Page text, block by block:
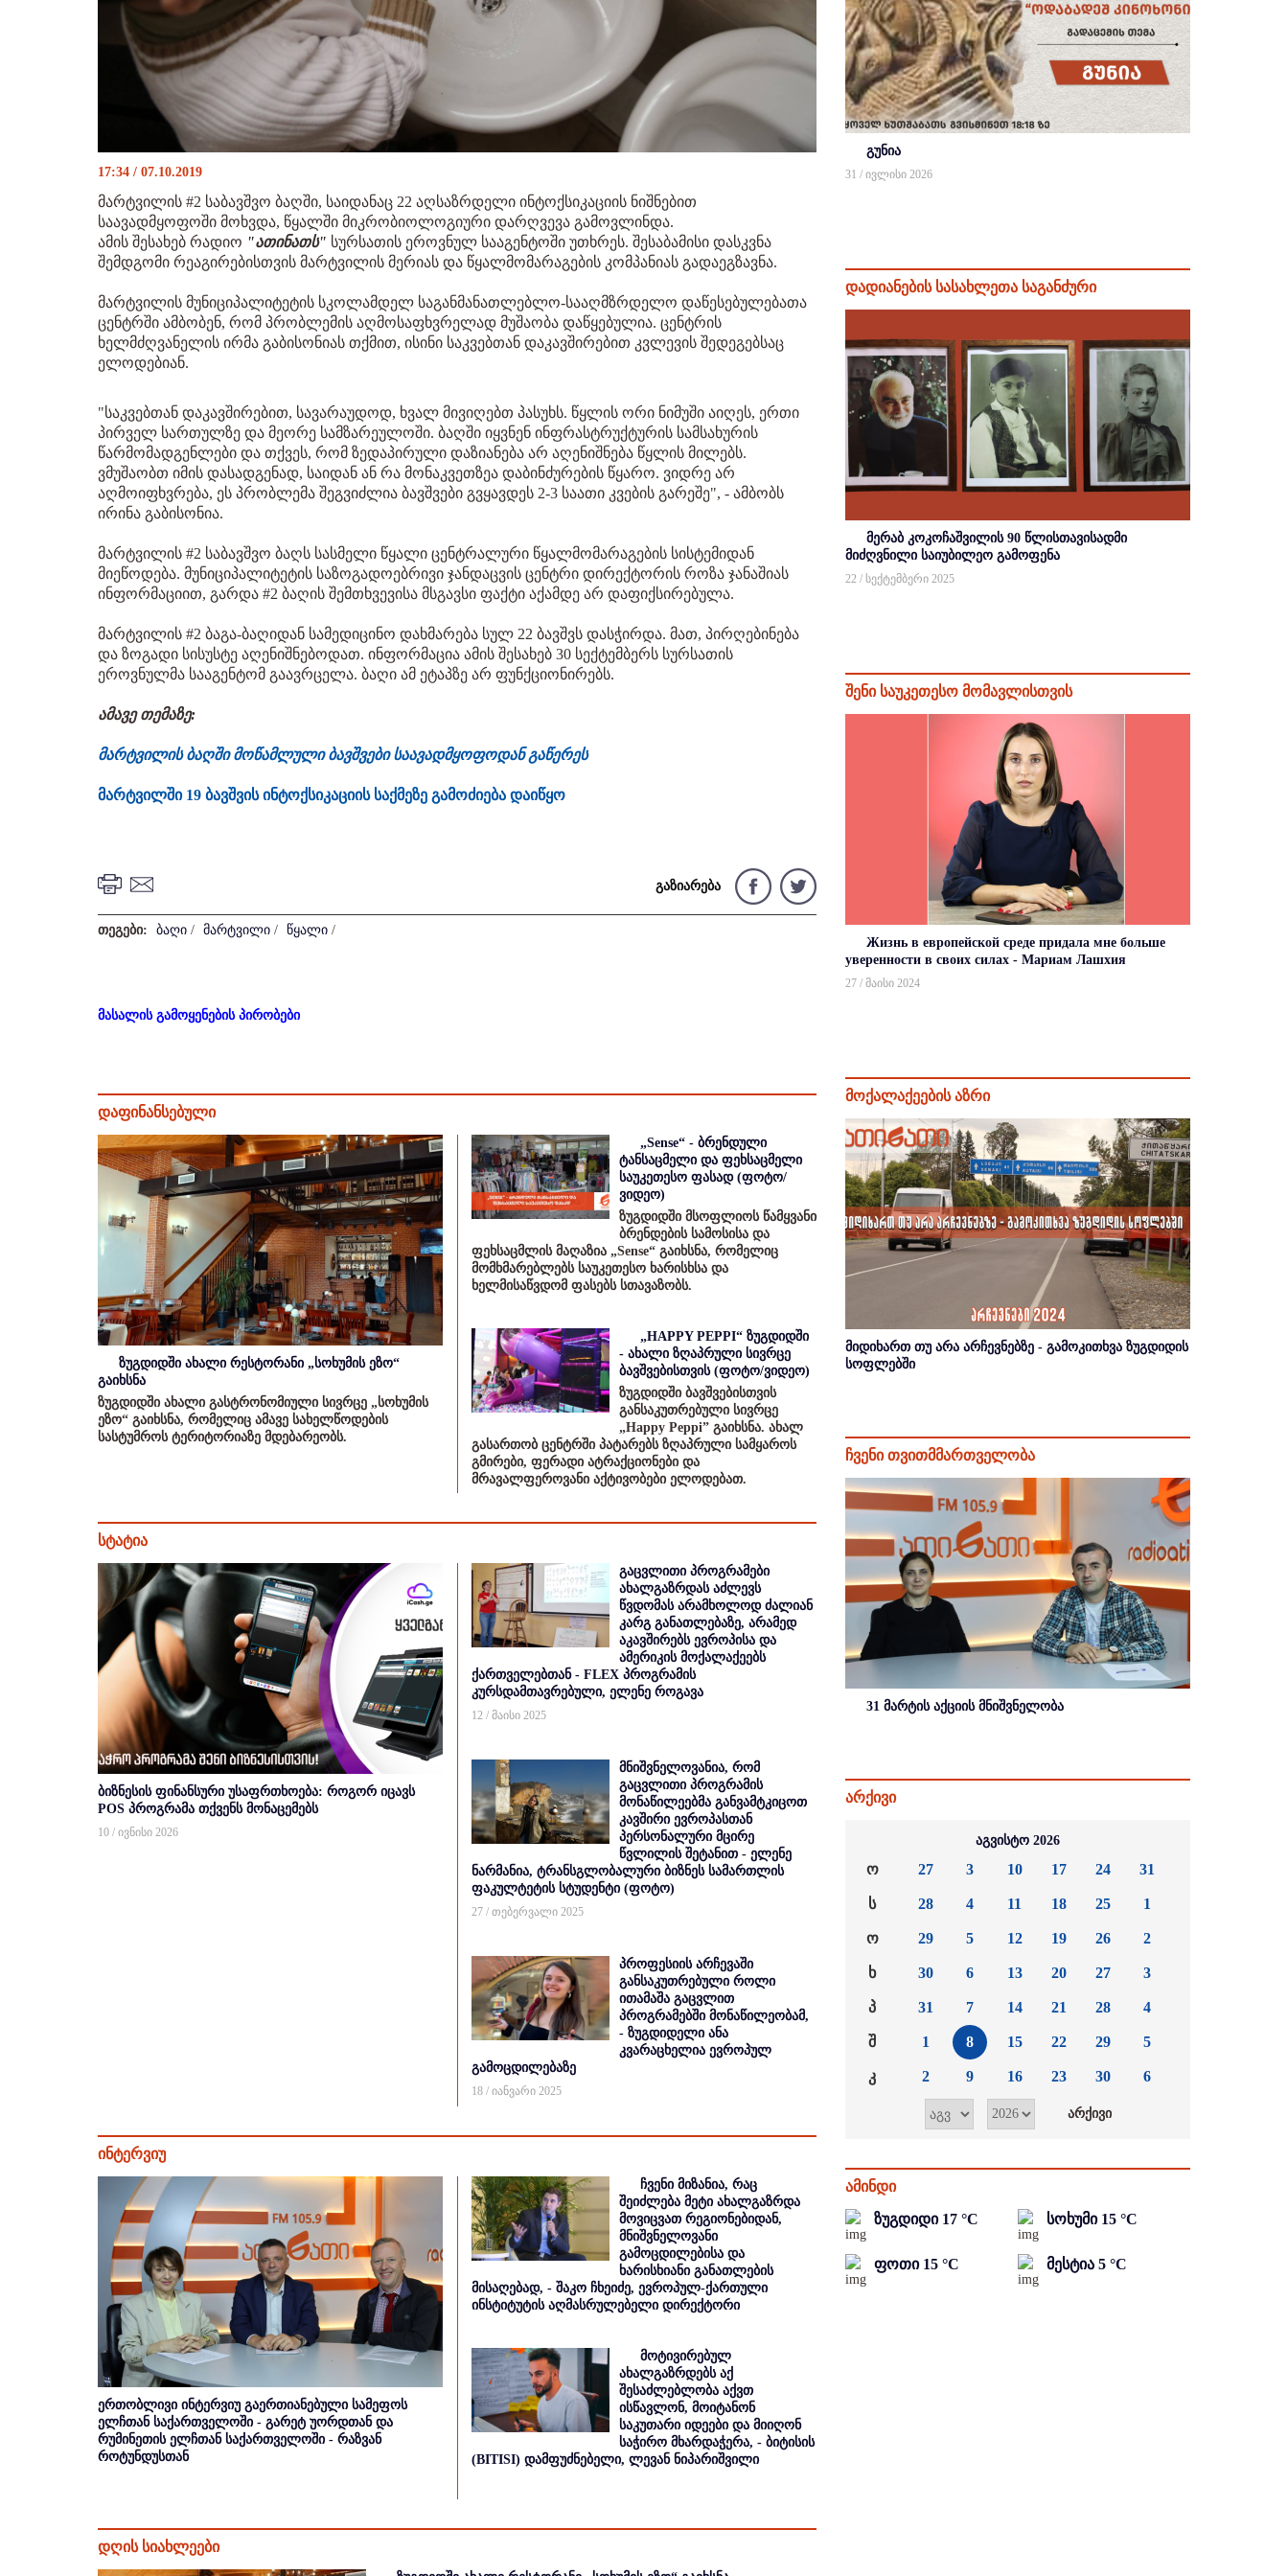
17:34 / 07.10.2019
მარტვილის #2 საბავშვო ბაღში, საიდანაც 22 აღსაზრდელი ინტოქსიკაციის ნიშნებით
საავადმყოფოში მოხვდა, წყალში მიკრობიოლოგიური დარღვევა გამოვლინდა.
ამის შესახებ რადიო "ათინათს" სურსათის ეროვნულ სააგენტოში უთხრეს. შესაბამისი დასკვნა
შემდგომი რეაგირებისთვის მარტვილის მერიას და წყალმომარაგების კომპანიას გადაეგზავნა.
მარტვილის მუნიციპალიტეტის სკოლამდელ საგანმანათლებლო-სააღმზრდელო დაწესებულებათა
ცენტრში ამბობენ, რომ პრობლემის აღმოსაფხვრელად მუშაობა დაწყებულია. ცენტრის
ხელმძღვანელის ირმა გაბისონიას თქმით, ისინი საკვებთან დაკავშირებით კვლევის შედეგებსაც
ელოდებიან.
"საკვებთან დაკავშირებით, სავარაუდოდ, ხვალ მივიღებთ პასუხს. წყლის ორი ნიმუში აიღეს, ერთი
პირველ სართულზე და მეორე სამზარეულოში. ბაღში იყვნენ ინფრასტრუქტურის სამსახურის
წარმომადგენლები და თქვეს, რომ ზედაპირული დაზიანება არ აღენიშნება წყლის მილებს.
ვმუშაობთ იმის დასადგენად, საიდან ან რა მონაკვეთზეა დაბინძურების წყარო. ვიდრე არ
აღმოიფხვრება, ეს პრობლემა შეგვიძლია ბავშვები გვყავდეს 2-3 საათი კვების გარეშე", - ამბობს
ირინა გაბისონია.
მარტვილის #2 საბავშვო ბაღს სასმელი წყალი ცენტრალური წყალმომარაგების სისტემიდან
მიეწოდება. მუნიციპალიტეტის საზოგადოებრივი ჯანდაცვის ცენტრი დირექტორის როზა ჯანაშიას
ინფორმაციით, გარდა #2 ბაღის შემთხვევისა მსგავსი ფაქტი აქამდე არ დაფიქსირებულა.
მარტვილის #2 ბაგა-ბაღიდან სამედიცინო დახმარება სულ 22 ბავშვს დასჭირდა. მათ, პირღებინება
და ზოგადი სისუსტე აღენიშნებოდათ. ინფორმაცია ამის შესახებ 30 სექტემბერს სურსათის
ეროვნულმა სააგენტომ გაავრცელა. ბაღი ამ ეტაპზე არ ფუნქციონირებს.
ამავე თემაზე:
მარტვილის ბაღში მოწამლული ბავშვები საავადმყოფოდან გაწერეს
მარტვილში 19 ბავშვის ინტოქსიკაციის საქმეზე გამოძიება დაიწყო
გაზიარება
თეგები: ბაღი / მარტვილი / წყალი /
მასალის გამოყენების პირობები
დაფინანსებული
ზუგდიდში ახალი რესტორანი „სოხუმის ეზო“
გაიხსნა
ზუგდიდში ახალი გასტრონომიული სივრცე „სოხუმის
ეზო“ გაიხსნა, რომელიც ამავე სახელწოდების
სასტუმროს ტერიტორიაზე მდებარეობს.
„Sense“ - ბრენდული
ტანსაცმელი და ფეხსაცმელი
საუკეთესო ფასად (ფოტო/
ვიდეო)
ზუგდიდში მსოფლიოს წამყვანი
ბრენდების სამოსისა და
ფეხსაცმლის მაღაზია „Sense“ გაიხსნა, რომელიც
მომხმარებლებს საუკეთესო ხარისხსა და
ხელმისაწვდომ ფასებს სთავაზობს.
„HAPPY PEPPI“ ზუგდიდში
- ახალი ზღაპრული სივრცე
ბავშვებისთვის (ფოტო/ვიდეო)
ზუგდიდში ბავშვებისთვის
განსაკუთრებული სივრცე
„Happy Peppi” გაიხსნა. ახალ
გასართობ ცენტრში პატარებს ზღაპრული სამყაროს
გმირები, ფერადი ატრაქციონები და
მრავალფეროვანი აქტივობები ელოდებათ.
სტატია
ბიზნესის ფინანსური უსაფრთხოება: როგორ იცავს
POS პროგრამა თქვენს მონაცემებს
10 / ივნისი 2026
გაცვლითი პროგრამები
ახალგაზრდას აძლევს
წვდომას არამხოლოდ ძალიან
კარგ განათლებაზე, არამედ
აკავშირებს ევროპისა და
ამერიკის მოქალაქეებს
ქართველებთან - FLEX პროგრამის
კურსდამთავრებული, ელენე როგავა
12 / მაისი 2025
მნიშვნელოვანია, რომ
გაცვლითი პროგრამის
მონაწილეებმა განვამტკიცოთ
კავშირი ევროპასთან
პერსონალური მცირე
წვლილის შეტანით - ელენე
ნარმანია, ტრანსგლობალური ბიზნეს სამართლის
ფაკულტეტის სტუდენტი (ფოტო)
27 / თებერვალი 2025
პროფესიის არჩევაში
განსაკუთრებული როლი
ითამაშა გაცვლით
პროგრამებში მონაწილეობამ,
- ზუგდიდელი ანა
კვარაცხელია ევროპულ
გამოცდილებაზე
18 / იანვარი 2025
ინტერვიუ
ერთობლივი ინტერვიუ გაერთიანებული სამეფოს
ელჩთან საქართველოში - გარეტ უორდთან და
რუმინეთის ელჩთან საქართველოში - რაზვან
როტუნდუსთან
ჩვენი მიზანია, რაც
შეიძლება მეტი ახალგაზრდა
მოვიცვათ რეგიონებიდან,
მნიშვნელოვანი
გამოცდილებისა და
ხარისხიანი განათლების
მისაღებად, - შაკო ჩხეიძე, ევროპულ-ქართული
ინსტიტუტის აღმასრულებელი დირექტორი
მოტივირებულ
ახალგაზრდებს აქ
შესაძლებლობა აქვთ
ისწავლონ, მოიტანონ
საკუთარი იდეები და მიიღონ
საჭირო მხარდაჭერა, - ბიტისის
(BITISI) დამფუძნებელი, ლევან ნიპარიშვილი
დღის სიახლეები
გუნია
31 / ივლისი 2026
დადიანების სასახლეთა საგანძური
მერაბ კოკოჩაშვილის 90 წლისთავისადმი
მიძღვნილი საიუბილეო გამოფენა
22 / სექტემბერი 2025
შენი საუკეთესო მომავლისთვის
Жизнь в европейской среде придала мне больше
уверенности в своих силах - Мариам Лашхия
27 / მაისი 2024
მოქალაქეების აზრი
მიდიხართ თუ არა არჩევნებზე - გამოკითხვა ზუგდიდის
სოფლებში
ჩვენი თვითმმართველობა
31 მარტის აქციის მნიშვნელობა
არქივი
აგვისტო 2026
ო
ს
ო
ხ
პ
შ
კ
27
28
29
30
31
1
2
3
4
5
6
7
8
9
10
11
12
13
14
15
16
17
18
19
20
21
22
23
24
25
26
27
28
29
30
31
1
2
3
4
5
6
ამინდი
ზუგდიდი 17 °C სოხუმი 15 °C
ფოთი 15 °C მესტია 5 °C